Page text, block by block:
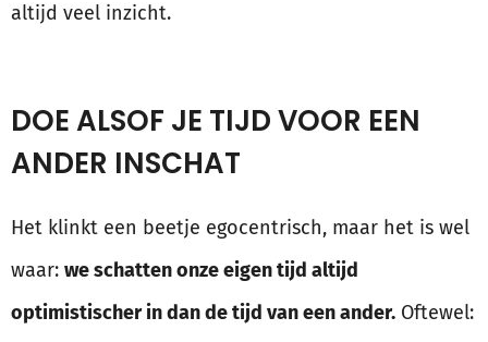
altijd veel inzicht.
DOE ALSOF JE TIJD VOOR EEN
ANDER INSCHAT
Het klinkt een beetje egocentrisch, maar het is wel
waar: we schatten onze eigen tijd altijd
optimistischer in dan de tijd van een ander. Oftewel: